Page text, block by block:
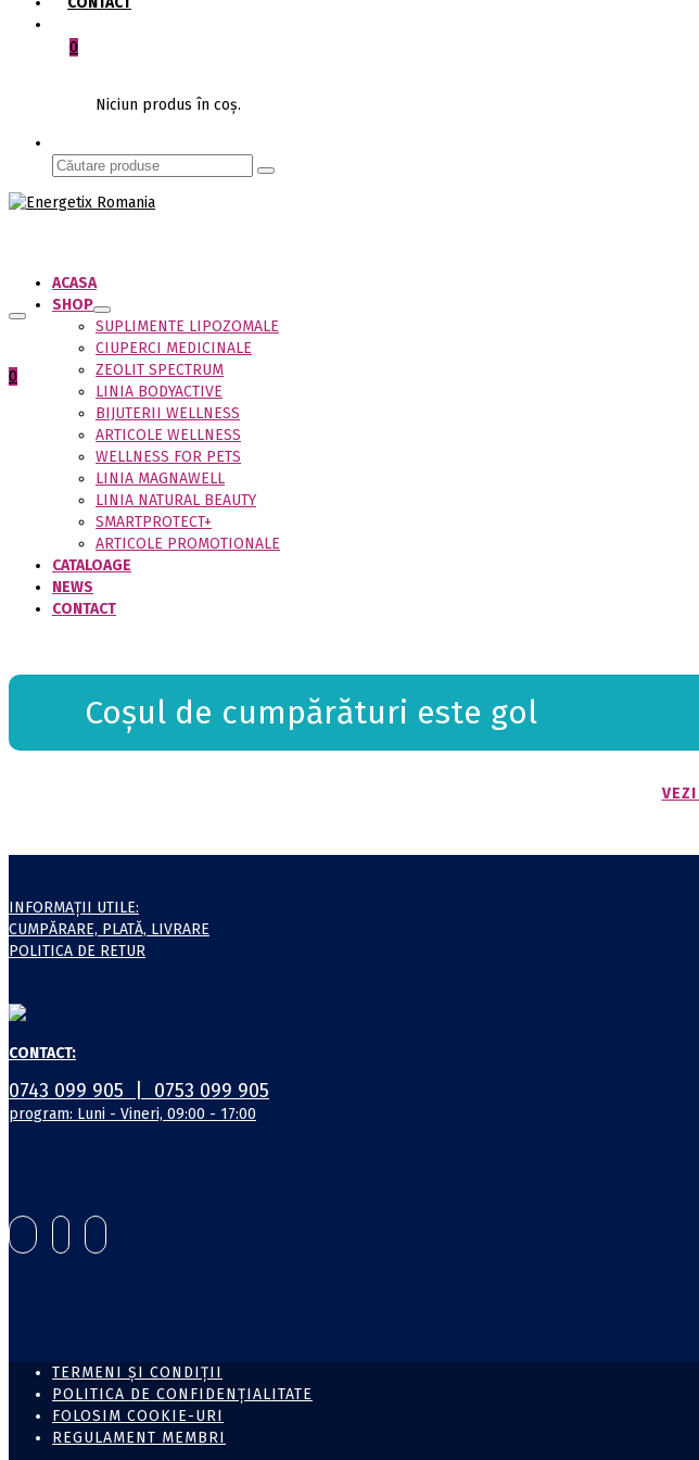
0
Niciun produs în coș.
Căutare
0
ACASA
SHOP
SUPLIMENTE LIPOZOMALE
CIUPERCI MEDICINALE
ZEOLIT SPECTRUM
LINIA BODYACTIVE
BIJUTERII WELLNESS
ARTICOLE WELLNESS
WELLNESS FOR PETS
LINIA MAGNAWELL
LINIA NATURAL BEAUTY
SMARTPROTECT+
ARTICOLE PROMOTIONALE
CATALOAGE
NEWS
CONTACT
Coșul de cumpărături este gol
INFORMAŢII UTILE:
CUMPĂRARE, PLATĂ, LIVRARE
POLITICA DE RETUR
CONTACT:
0743 099 905 | 0753 099 905
program: Luni - Vineri, 09:00 - 17:00
TERMENI ŞI CONDIŢII
POLITICA DE CONFIDENŢIALITATE
FOLOSIM COOKIE-URI
REGULAMENT MEMBRI